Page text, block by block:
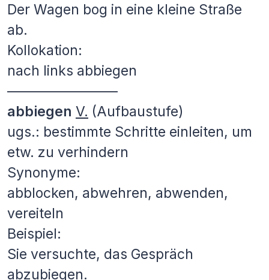
Der Wagen bog in eine kleine Straße
ab.
Kollokation:
nach links abbiegen
————————
abbiegen V. (Aufbaustufe)
ugs.: bestimmte Schritte einleiten, um
etw. zu verhindern
Synonyme:
abblocken, abwehren, abwenden,
vereiteln
Beispiel:
Sie versuchte, das Gespräch
abzubiegen.